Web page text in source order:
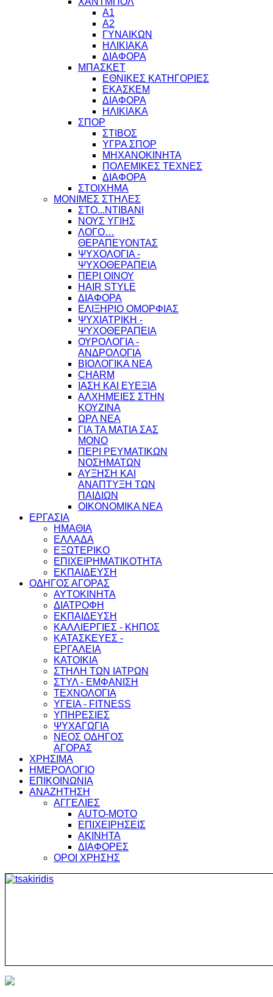
Α1
Α2
ΓΥΝΑΙΚΩΝ
ΗΛΙΚΙΑΚΑ
ΔΙΑΦΟΡΑ
ΜΠΑΣΚΕΤ
ΕΘΝΙΚΕΣ ΚΑΤΗΓΟΡΙΕΣ
ΕΚΑΣΚΕΜ
ΔΙΑΦΟΡΑ
ΗΛΙΚΙΑΚΑ
ΣΠΟΡ
ΣΤΙΒΟΣ
ΥΓΡΑ ΣΠΟΡ
ΜΗΧΑΝΟΚΙΝΗΤΑ
ΠΟΛΕΜΙΚΕΣ ΤΕΧΝΕΣ
ΔΙΑΦΟΡΑ
ΣΤΟΙΧΗΜΑ
ΜΟΝΙΜΕΣ ΣΤΗΛΕΣ
ΣΤΟ...ΝΤΙΒΑΝΙ
ΝΟΥΣ ΥΓΙΗΣ
ΛΟΓΟ…
ΘΕΡΑΠΕΥΟΝΤΑΣ
ΨΥΧΟΛΟΓΙΑ -
ΨΥΧΟΘΕΡΑΠΕΙΑ
ΠΕΡΙ ΟΙΝΟΥ
HAIR STYLE
ΔΙΑΦΟΡΑ
ΕΛΙΞΗΡΙΟ ΟΜΟΡΦΙΑΣ
ΨΥΧΙΑΤΡΙΚΗ -
ΨΥΧΟΘΕΡΑΠΕΙΑ
ΟΥΡΟΛΟΓΙΑ -
ΑΝΔΡΟΛΟΓΙΑ
ΒΙΟΛΟΓΙΚΑ ΝΕΑ
CHARM
ΙΑΣΗ ΚΑΙ ΕΥΕΞΙΑ
ΑΛΧΗΜΕΙΕΣ ΣΤΗΝ
ΚΟΥΖΙΝΑ
ΩΡΛ ΝEA
ΓΙΑ ΤΑ ΜΑΤΙΑ ΣΑΣ
ΜΟΝΟ
ΠΕΡΙ ΡΕΥΜΑΤΙΚΩΝ
ΝΟΣΗΜΑΤΩΝ
ΑΥΞΗΣΗ ΚΑΙ
ΑΝΑΠΤΥΞΗ ΤΩΝ
ΠΑΙΔΙΩΝ
ΟΙΚΟΝΟΜΙΚΑ ΝΕΑ
ΕΡΓΑΣΙΑ
ΗΜΑΘΙΑ
ΕΛΛΑΔΑ
ΕΞΩΤΕΡΙΚΟ
ΕΠΙΧΕΙΡΗΜΑΤΙΚΟΤΗΤΑ
ΕΚΠΑΙΔΕΥΣΗ
ΟΔΗΓΟΣ ΑΓΟΡΑΣ
ΑΥΤΟΚΙΝΗΤΑ
ΔΙΑΤΡΟΦΗ
ΕΚΠΑΙΔΕΥΣΗ
ΚΑΛΛΙΕΡΓΙΕΣ - ΚΗΠΟΣ
ΚΑΤΑΣΚΕΥΕΣ -
ΕΡΓΑΛΕΙΑ
ΚΑΤΟΙΚΙΑ
ΣΤΗΛΗ ΤΩΝ ΙΑΤΡΩΝ
ΣΤΥΛ - ΕΜΦΑΝΙΣΗ
ΤΕΧΝΟΛΟΓΙΑ
ΥΓΕΙΑ - FITNESS
ΥΠΗΡΕΣΙΕΣ
ΨΥΧΑΓΩΓΙΑ
ΝΕΟΣ ΟΔΗΓΟΣ
ΑΓΟΡΑΣ
ΧΡΗΣΙΜΑ
ΗΜΕΡΟΛΟΓΙΟ
ΕΠΙΚΟΙΝΩΝΙΑ
ΑΝΑΖΗΤΗΣΗ
ΑΓΓΕΛΙΕΣ
AUTO-MOTO
ΕΠΙΧΕΙΡΗΣΕΙΣ
ΑΚΙΝΗΤΑ
ΔΙΑΦΟΡΕΣ
ΟΡΟΙ ΧΡΗΣΗΣ